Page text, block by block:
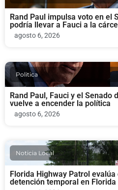
Rand Paul impulsa voto en el
podría llevar a Fauci a la
agosto 6, 2026
Politica
Rand Paul, Fauci y el Senado
vuelve a encender la política
agosto 6, 2026
Noticia Local
Florida Highway Patrol
detención temporal en Florida